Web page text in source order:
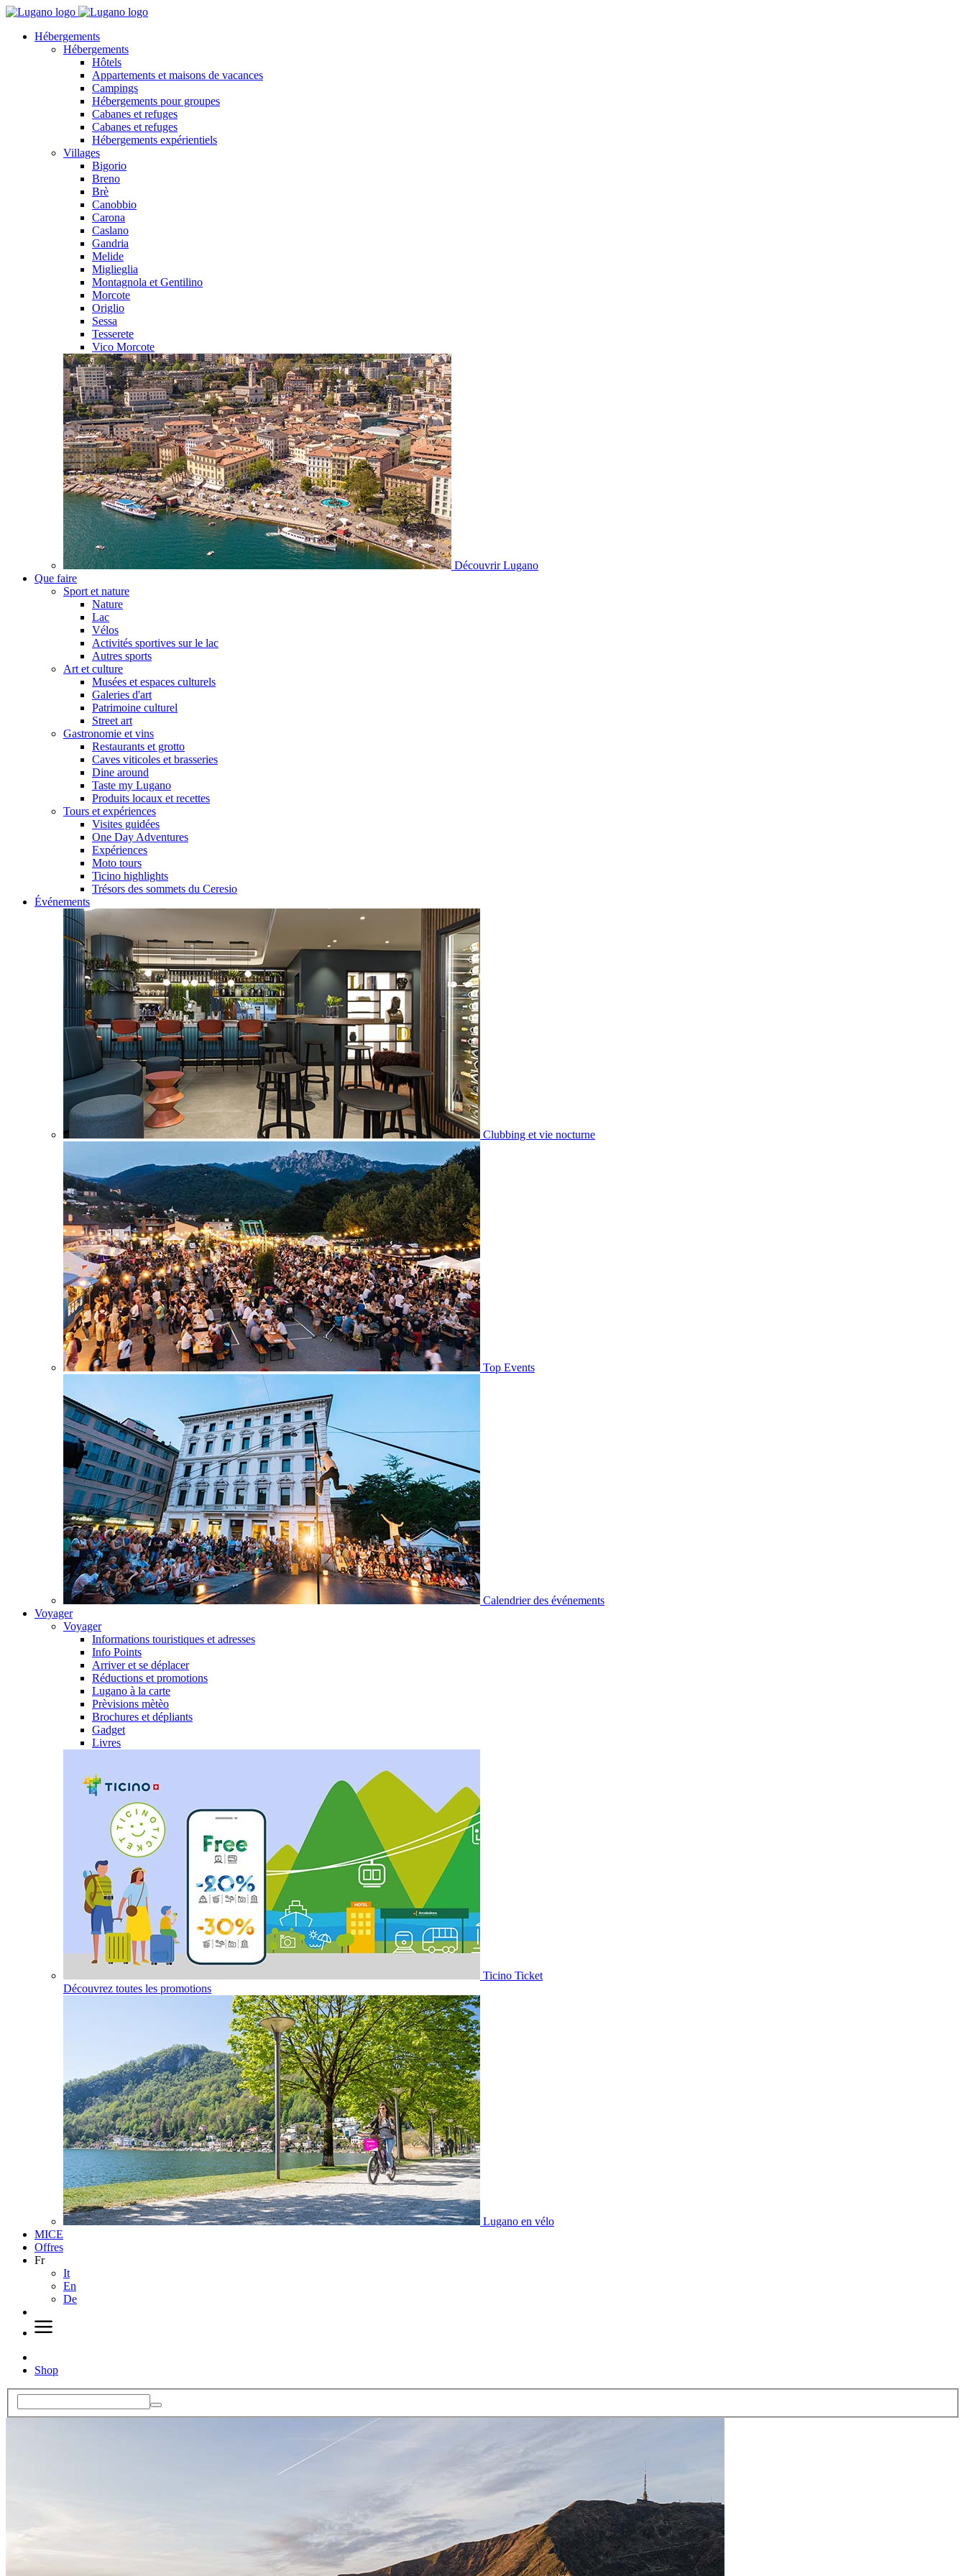
Hébergements
Hébergements
Hôtels
Appartements et maisons de vacances
Campings
Hébergements pour groupes
Cabanes et refuges
Cabanes et refuges
Hébergements expérientiels
Villages
Bigorio
Breno
Brè
Canobbio
Carona
Caslano
Gandria
Melide
Miglieglia
Montagnola et Gentilino
Morcote
Origlio
Sessa
Tesserete
Vico Morcote
Découvrir Lugano
Que faire
Sport et nature
Nature
Lac
Vélos
Activités sportives sur le lac
Autres sports
Art et culture
Musées et espaces culturels
Galeries d'art
Patrimoine culturel
Street art
Gastronomie et vins
Restaurants et grotto
Caves viticoles et brasseries
Dine around
Taste my Lugano
Produits locaux et recettes
Tours et expériences
Visites guidées
One Day Adventures
Expériences
Moto tours
Ticino highlights
Trésors des sommets du Ceresio
Événements
Clubbing et vie nocturne
Top Events
Calendrier des événements
Voyager
Voyager
Informations touristiques et adresses
Info Points
Arriver et se déplacer
Réductions et promotions
Lugano à la carte
Prèvisions mètèo
Brochures et dépliants
Gadget
Livres
Ticino Ticket
Découvrez toutes les promotions
Lugano en vélo
MICE
Offres
Fr
It
En
De
Shop